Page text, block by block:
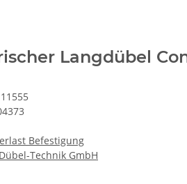
Langdübel
11555
Befestigung
Technik GmbH